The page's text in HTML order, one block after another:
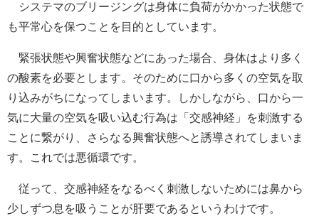
システマのブリージングは身体に負荷がかかった状態で
も平常心を保つことを目的としています。
緊張状態や興奮状態などにあった場合、身体はより多く
の酸素を必要とします。そのために口から多くの空気を取
り込みがちになってしまいます。しかしながら、口から一
気に大量の空気を吸い込む行為は「交感神経」を刺激する
ことに繋がり、さらなる興奮状態へと誘導されてしまいま
す。これでは悪循環です。
従って、交感神経をなるべく刺激しないためには鼻から
少しずつ息を吸うことが肝要であるというわけです。